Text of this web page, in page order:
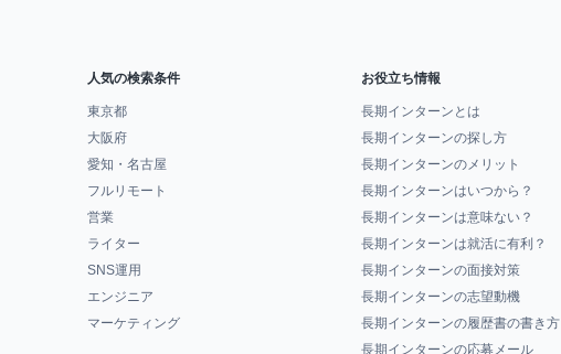
人気の検索条件
東京都
大阪府
愛知・名古屋
フルリモート
営業
ライター
SNS運用
エンジニア
マーケティング
お役立ち情報
長期インターンとは
長期インターンの探し方
長期インターンのメリット
長期インターンはいつから？
長期インターンは意味ない？
長期インターンは就活に有利？
長期インターンの面接対策
長期インターンの志望動機
長期インターンの履歴書の書き方
長期インターンの応募メール